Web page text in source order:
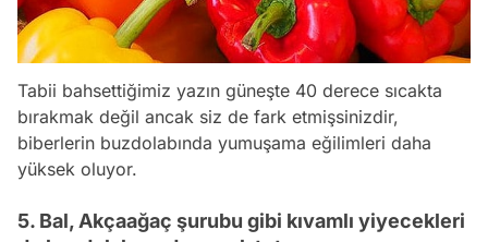
Tabii bahsettiğimiz yazın güneşte 40 derece sıcakta
bırakmak değil ancak siz de fark etmişsinizdir,
biberlerin buzdolabında yumuşama eğilimleri daha
yüksek oluyor.
5. Bal, Akçaağaç şurubu gibi kıvamlı yiyecekleri